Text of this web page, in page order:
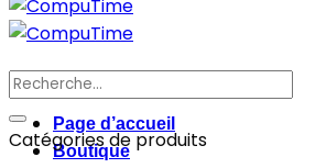
Page d’accueil
Boutique
Recherche
pour :
Catégories de produits